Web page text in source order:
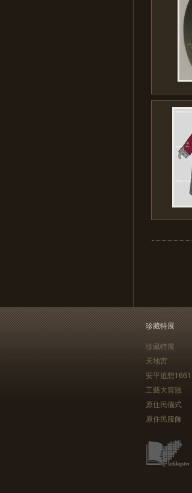
珍藏特展
珍藏特展
天地宮
安平追想1661
工藝大冒險
原住民儀式
原住民服飾